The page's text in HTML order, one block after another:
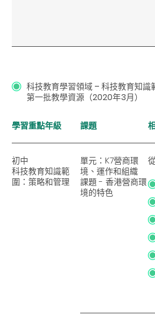
科技教育學習領域 – 科技教育知識
第一批教學資源（2020年3月）
學習重點年級 課題
初中
科技教育知識範
圍：策略和管理
單元：K7營商環
境、運作和組織
課題 - 香港營商環
境的特色